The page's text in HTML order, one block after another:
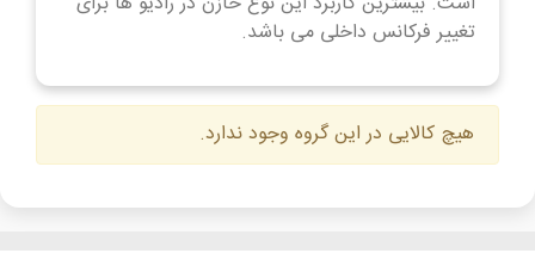
تغییر فرکانس داخلی می باشد.
ادامه مطلب
هیچ کالایی در این گروه وجود ندارد.